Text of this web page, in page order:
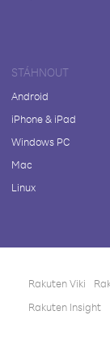
STÁHNOUT
Android
iPhone & iPad
Windows PC
Mac
Linux
Rakuten Viki
Rakuten Insight